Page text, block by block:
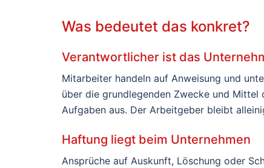
Was bedeutet das konkret?
Verantwortlicher ist das
Mitarbeiter handeln auf Anweisung und
über die grundlegenden Zwecke und
Aufgaben aus. Der Arbeitgeber bleibt
Haftung liegt beim Unternehmen
Ansprüche auf Auskunft, Löschung oder